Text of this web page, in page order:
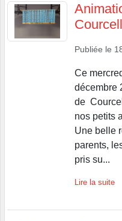
Publiée le
Ce
décembre
de
nos petits
Une belle
parents,
pris su...
Lire la suite